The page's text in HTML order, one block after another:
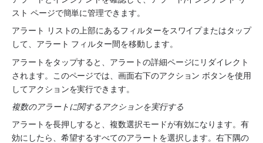
スト ページで簡単に管理できます。
アラート リストの上部にあるフィルターをスワイプまたはタップ
して、アラート フィルター間を移動します。
アラートをタップすると、アラートの詳細ページにリダイレクト
されます。このページでは、画面右下のアクション ボタンを使用
してアクションを実行できます。
複数のアラートに関するアクションを実行する
アラートを長押しすると、複数選択モードが有効になります。有
効にしたら、希望するすべてのアラートを選択します。右下隅の